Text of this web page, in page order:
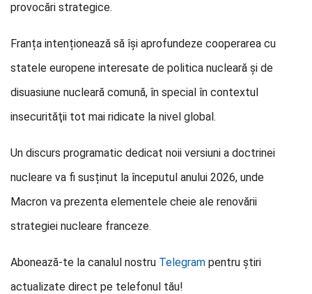
provocări strategice.
Franța intenționează să îşi aprofundeze cooperarea cu
statele europene interesate de politica nucleară și de
disuasiune nucleară comună, în special în contextul
insecurităţii tot mai ridicate la nivel global.
Un discurs programatic dedicat noii versiuni a doctrinei
nucleare va fi susținut la începutul anului 2026, unde
Macron va prezenta elementele cheie ale renovării
strategiei nucleare franceze.
Abonează-te la canalul nostru Telegram pentru știri
actualizate direct pe telefonul tău!